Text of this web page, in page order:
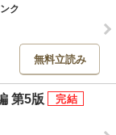
ク
無料立読み
第5版